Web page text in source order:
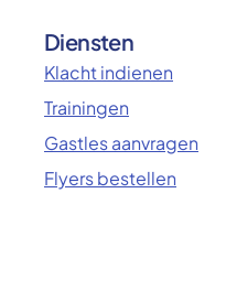
Diensten
Klacht indienen
Trainingen
Gastles aanvragen
Flyers bestellen